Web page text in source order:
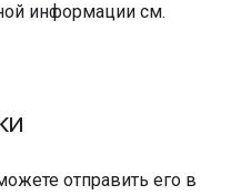
информации см.
отправить его в